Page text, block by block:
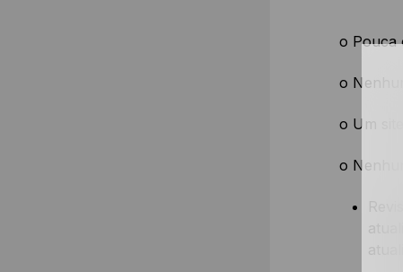
o Pouca
o
o Um
o